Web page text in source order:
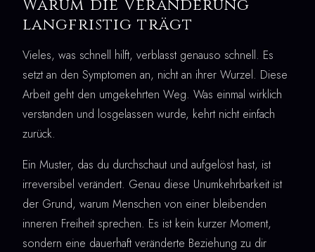
Warum die Veränderung
langfristig trägt
Vieles, was schnell hilft, verblasst genauso schnell. Es
setzt an den Symptomen an, nicht an ihrer Wurzel. Diese
Arbeit geht den umgekehrten Weg. Was einmal wirklich
verstanden und losgelassen wurde, kehrt nicht einfach
zurück.
Ein Muster, das du durchschaut und aufgelöst hast, ist
irreversibel verändert. Genau diese Unumkehrbarkeit ist
der Grund, warum Menschen von einer bleibenden
inneren Freiheit sprechen. Es ist kein kurzer Moment,
sondern eine dauerhaft veränderte Beziehung zu dir